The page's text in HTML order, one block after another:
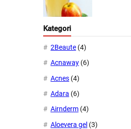
Kategori
2Beaute (4)
Acnaway (6)
Acnes (4)
Adara (6)
Airnderm (4)
Aloevera gel (3)